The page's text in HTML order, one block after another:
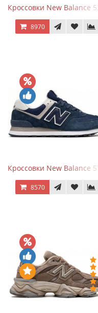
Кроссовки New Balance
8970
Кроссовки New Balance
8570